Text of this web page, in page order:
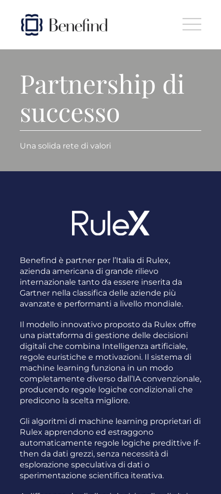
Skip to main content
Partnership di
successo
Una solida rete di valori
Benefind è partner per l’Italia di Rulex,
azienda americana di grande rilievo
internazionale tanto da essere inserita da
Gartner nella classifica delle aziende più
avanzate e performanti a livello mondiale.
Il modello innovativo proposto da Rulex offre
una piattaforma di gestione delle decisioni
digitali che combina Intelligenza artificiale,
regole euristiche e motivazioni. Il sistema di
machine learning funziona in un modo
completamente diverso dall’IA convenzionale,
producendo regole logiche condizionali che
predicono la scelta migliore.
Gli algoritmi di machine learning proprietari di
Rulex apprendono ed estraggono
automaticamente regole logiche predittive if-
then da dati grezzi, senza necessità di
esplorazione speculativa di dati o
sperimentazione scientifica iterativa.